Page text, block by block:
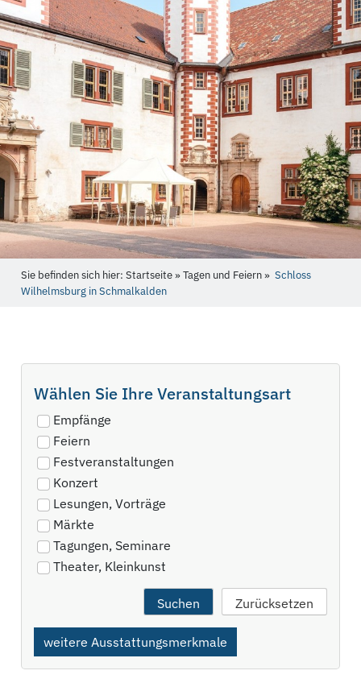
Sie befinden sich hier: Startseite » Tagen und Feiern »Schloss
Wilhelmsburg in Schmalkalden
Wählen Sie Ihre Veranstaltungsart
Empfänge
Feiern
Festveranstaltungen
Konzert
Lesungen, Vorträge
Märkte
Tagungen, Seminare
Theater, Kleinkunst
weitere Ausstattungsmerkmale